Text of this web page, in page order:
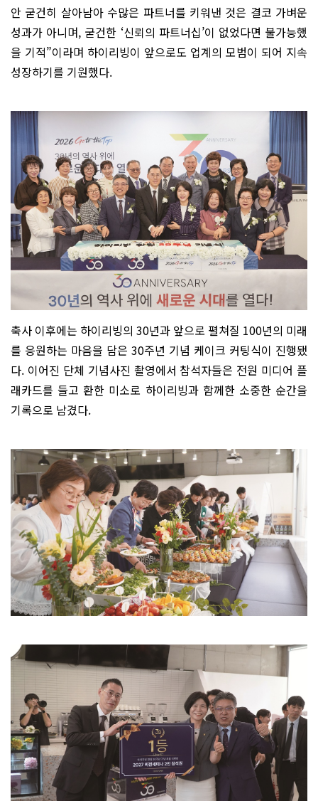
안 굳건히 살아남아 수많은 파트너를 키워낸 것은 결코 가벼운
성과가 아니며, 굳건한 ‘신뢰의 파트너십’이 없었다면 불가능했
을 기적”이라며 하이리빙이 앞으로도 업계의 모범이 되어 지속
성장하기를 기원했다.
축사 이후에는 하이리빙의 30년과 앞으로 펼쳐질 100년의 미래
를 응원하는 마음을 담은 30주년 기념 케이크 커팅식이 진행됐
다. 이어진 단체 기념사진 촬영에서 참석자들은 전원 미디어 플
래카드를 들고 환한 미소로 하이리빙과 함께한 소중한 순간을
기록으로 남겼다.